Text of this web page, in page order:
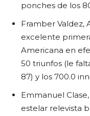
ponches de los
Framber Valdez,
excelente
Americana en
50 triunfos (le
87) y los 700.0
Emmanuel
estelar relevista